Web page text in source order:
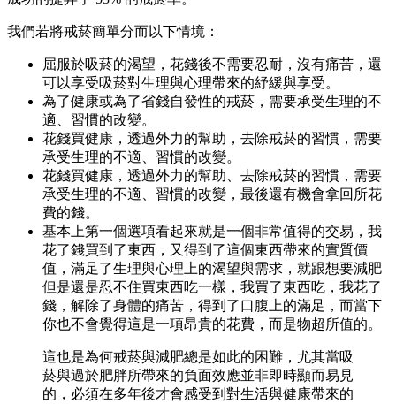
我們若將戒菸簡單分而以下情境：
屈服於吸菸的渴望，花錢後不需要忍耐，沒有痛苦，還
可以享受吸菸對生理與心理帶來的紓緩與享受。
為了健康或為了省錢自發性的戒菸，需要承受生理的不
適、習慣的改變。
花錢買健康，透過外力的幫助，去除戒菸的習慣，需要
承受生理的不適、習慣的改變。
花錢買健康，透過外力的幫助、去除戒菸的習慣，需要
承受生理的不適、習慣的改變，最後還有機會拿回所花
費的錢。
基本上第一個選項看起來就是一個非常值得的交易，我
花了錢買到了東西，又得到了這個東西帶來的實質價
值，滿足了生理與心理上的渴望與需求，就跟想要減肥
但是還是忍不住買東西吃一樣，我買了東西吃，我花了
錢，解除了身體的痛苦，得到了口腹上的滿足，而當下
你也不會覺得這是一項昂貴的花費，而是物超所值的。
這也是為何戒菸與減肥總是如此的困難，尤其當吸
菸與過於肥胖所帶來的負面效應並非即時顯而易見
的，必須在多年後才會感受到對生活與健康帶來的